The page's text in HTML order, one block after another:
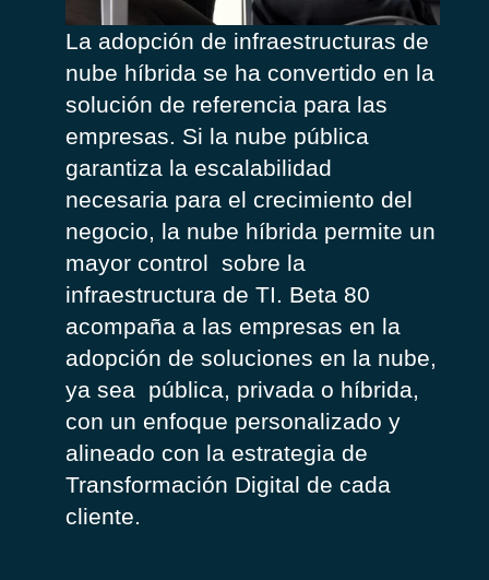
La adopción de infraestructuras de
nube híbrida se ha convertido en la
solución de referencia para las
empresas. Si la nube pública
garantiza la escalabilidad
necesaria para el crecimiento del
negocio, la nube híbrida permite un
mayor control sobre la
infraestructura de TI. Beta 80
acompaña a las empresas en la
adopción de soluciones en la nube,
ya sea pública, privada o híbrida,
con un enfoque personalizado y
alineado con la estrategia de
Transformación Digital de cada
cliente.